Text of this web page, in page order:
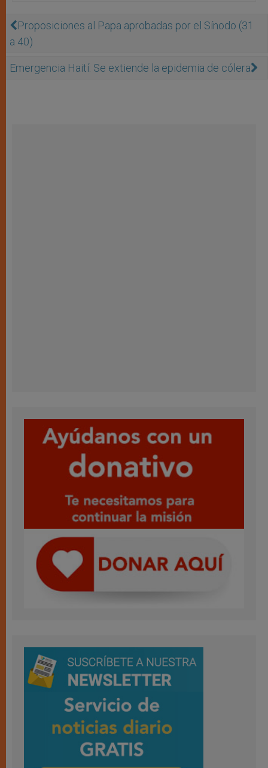
Proposiciones al Papa aprobadas por el Sínodo (31
a 40)
Emergencia Haití: Se extiende la epidemia de cólera